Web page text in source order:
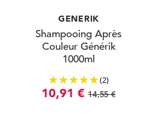
GENERIK
Shampooing Après
Couleur Générik
1000ml
(2)
10,91 € 14,55 €